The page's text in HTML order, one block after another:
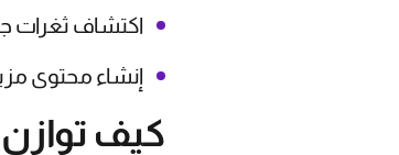
اكتشاف ثغرات
إنشاء محتوى
كيف توازن